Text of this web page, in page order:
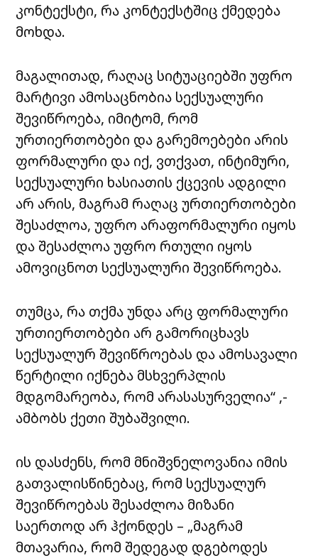
კონტექსტი, რა კონტექსტშიც ქმედება
მოხდა.
მაგალითად, რაღაც სიტუაციებში უფრო
მარტივი ამოსაცნობია სექსუალური
შევიწროება, იმიტომ, რომ
ურთიერთობები და გარემოებები არის
ფორმალური და იქ, ვთქვათ, ინტიმური,
სექსუალური ხასიათის ქცევის ადგილი
არ არის, მაგრამ რაღაც ურთიერთობები
შესაძლოა, უფრო არაფორმალური იყოს
და შესაძლოა უფრო რთული იყოს
ამოვიცნოთ სექსუალური შევიწროება.
თუმცა, რა თქმა უნდა არც ფორმალური
ურთიერთობები არ გამორიცხავს
სექსუალურ შევიწროებას და ამოსავალი
წერტილი იქნება მსხვერპლის
მდგომარეობა, რომ არასასურველია“ ,-
ამბობს ქეთი შუბაშვილი.
ის დასძენს, რომ მნიშვნელოვანია იმის
გათვალისწინებაც, რომ სექსუალურ
შევიწროებას შესაძლოა მიზანი
საერთოდ არ ჰქონდეს – „მაგრამ
მთავარია, რომ შედეგად დგებოდეს